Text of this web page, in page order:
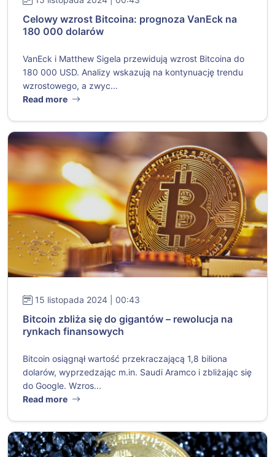
Celowy wzrost Bitcoina: prognoza VanEck na
180 000 dolarów
VanEck i Matthew Sigela przewidują wzrost Bitcoina do
180 000 USD. Analizy wskazują na kontynuację trendu
wzrostowego, a zwyc...
Read more
15 listopada 2024 | 00:43
Bitcoin zbliża się do gigantów – rewolucja na
rynkach finansowych
Bitcoin osiągnął wartość przekraczającą 1,8 biliona
dolarów, wyprzedzając m.in. Saudi Aramco i zbliżając się
do Google. Wzros...
Read more